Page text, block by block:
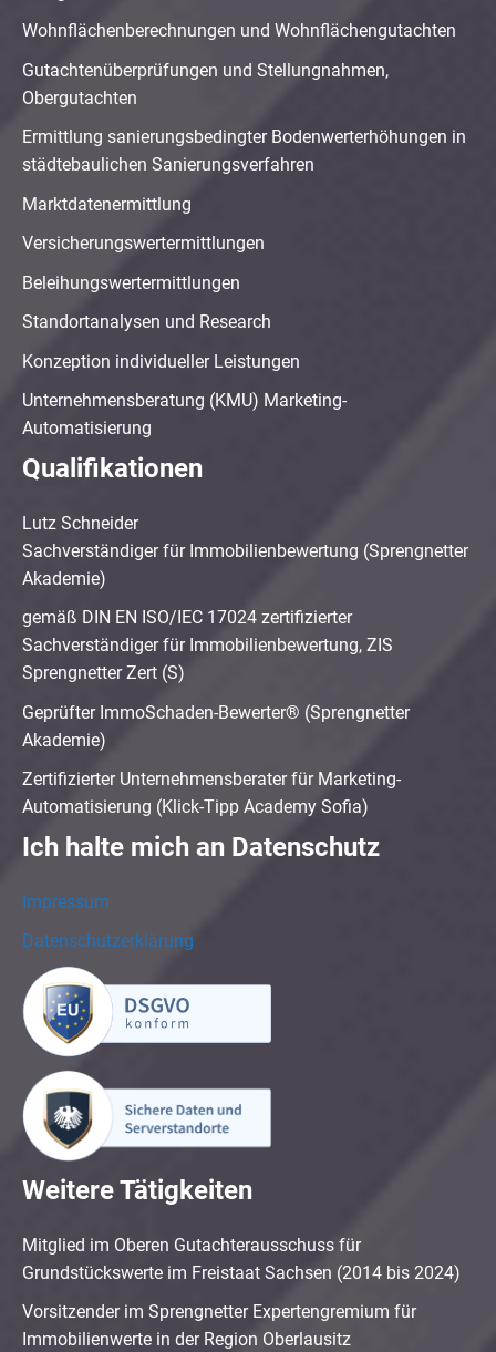
Wohnflächenberechnungen und Wohnflächengutachten
Gutachtenüberprüfungen und Stellungnahmen,
Obergutachten
Ermittlung sanierungsbedingter Bodenwerterhöhungen in
städtebaulichen Sanierungsverfahren
Marktdatenermittlung
Versicherungswertermittlungen
Beleihungswertermittlungen
Standortanalysen und Research
Konzeption individueller Leistungen
Unternehmensberatung (KMU) Marketing-
Automatisierung
Qualifikationen
Lutz Schneider
Sachverständiger für Immobilienbewertung (Sprengnetter
Akademie)
gemäß DIN EN ISO/IEC 17024 zertifizierter
Sachverständiger für Immobilienbewertung, ZIS
Sprengnetter Zert (S)
Geprüfter ImmoSchaden-Bewerter® (Sprengnetter
Akademie)
Zertifizierter Unternehmensberater für Marketing-
Automatisierung (Klick-Tipp Academy Sofia)
Ich halte mich an Datenschutz
Impressum
Datenschutzerklärung
Weitere Tätigkeiten
Mitglied im Oberen Gutachterausschuss für
Grundstückswerte im Freistaat Sachsen (2014 bis 2024)
Vorsitzender im Sprengnetter Expertengremium für
Immobilienwerte in der Region Oberlausitz